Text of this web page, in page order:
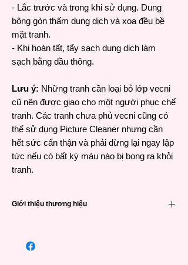
- Lắc trước và trong khi sử dụng. Dung
bông gòn thấm dung dịch và xoa đều bề
mặt tranh.
- Khi hoàn tất, tẩy sạch dung dịch làm
sạch bằng dầu thông.
Lưu ý: Những tranh cần loại bỏ lớp vecni
cũ nên được giao cho một người phục chế
tranh. Các tranh chưa phủ vecni cũng có
thể sử dụng Picture Cleaner nhưng cần
hết sức cẩn thận và phải dừng lại ngay lập
tức nếu có bất kỳ màu nào bị bong ra khỏi
tranh.
Giới thiệu thương hiệu
hàng đầu đến từ Anh Quốc và có lịch sử rất